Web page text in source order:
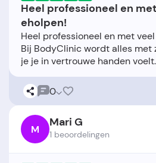
Heel professioneel en
eholpen!
Heel professioneel en met
Bij BodyClinic wordt alles met
0
M Mari G
1 beoordelingen